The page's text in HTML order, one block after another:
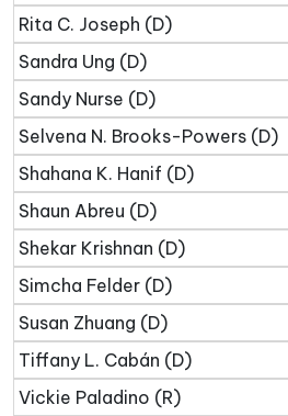
Rita C. Joseph (D)
Sandra Ung (D)
Sandy Nurse (D)
Selvena N. Brooks-Powers (D)
Shahana K. Hanif (D)
Shaun Abreu (D)
Shekar Krishnan (D)
Simcha Felder (D)
Susan Zhuang (D)
Tiffany L. Cabán (D)
Vickie Paladino (R)